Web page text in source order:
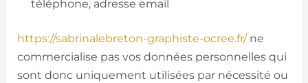
téléphone, adresse email
https://sabrinalebreton-graphiste-ocree.fr/ne
commercialise pas vos données personnelles qui
sont donc uniquement utilisées par nécessité ou